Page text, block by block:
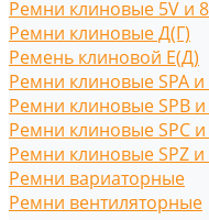
Ремни клиновые 5V и
Ремни клиновые Д(Г)
Ремень клиновой Е(Д)
Ремни клиновые SPA и
Ремни клиновые SPB и
Ремни клиновые SPC и
Ремни клиновые SPZ и
Ремни вариаторные
Ремни вентиляторные